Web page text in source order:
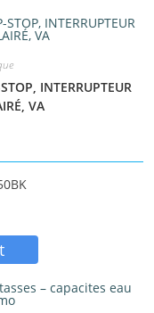
INTERRUPTEUR
VA